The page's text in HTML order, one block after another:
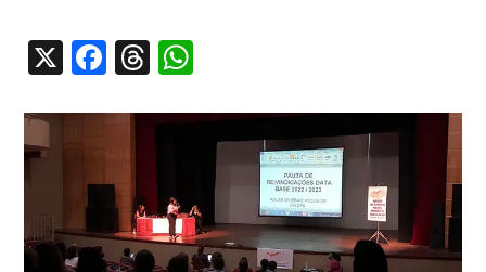
X Facebook
Threads